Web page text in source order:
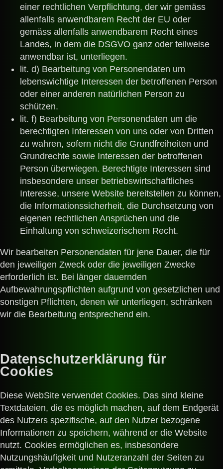
einer rechtlichen Verpflichtung, der wir gemäss
allenfalls anwendbarem Recht der EU oder
gemäss allenfalls anwendbarem Recht eines
Landes, in dem die DSGVO ganz oder teilweise
anwendbar ist, unterliegen.
lit. d) Bearbeitung von Personendaten um
lebenswichtige Interessen der betroffenen Person
oder einer anderen natürlichen Person zu
schützen.
lit. f) Bearbeitung von Personendaten um die
berechtigten Interessen von uns oder von Dritten
zu wahren, sofern nicht die Grundfreiheiten und
Grundrechte sowie Interessen der betroffenen
Person überwiegen. Berechtigte Interessen sind
insbesondere unser betriebswirtschaftliches
Interesse, unsere Website bereitstellen zu können,
die Informationssicherheit, die Durchsetzung von
eigenen rechtlichen Ansprüchen und die
Einhaltung von schweizerischem Recht.
Wir bearbeiten Personendaten für jene Dauer, die für
den jeweiligen Zweck oder die jeweiligen Zwecke
erforderlich ist. Bei länger dauernden
Aufbewahrungspflichten aufgrund von gesetzlichen und
sonstigen Pflichten, denen wir unterliegen, schränken
wir die Bearbeitung entsprechend ein.
Datenschutzerklärung für
Cookies
Diese WebSite verwendet Cookies. Das sind kleine
Textdateien, die es möglich machen, auf dem Endgerät
des Nutzers spezifische, auf den Nutzer bezogene
Informationen zu speichern, während er die Website
nutzt. Cookies ermöglichen es, insbesondere
Nutzungshäufigkeit und Nutzeranzahl der Seiten zu